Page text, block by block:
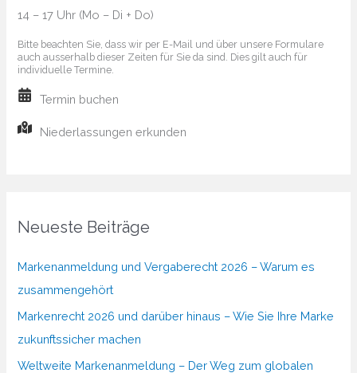
14 – 17 Uhr (Mo – Di + Do)
Bitte beachten Sie, dass wir per E-Mail und über unsere Formulare
auch ausserhalb dieser Zeiten für Sie da sind. Dies gilt auch für
individuelle Termine.
Termin buchen
Niederlassungen erkunden
Neueste Beiträge
Markenanmeldung und Vergaberecht 2026 – Warum es
zusammengehört
Markenrecht 2026 und darüber hinaus – Wie Sie Ihre Marke
zukunftssicher machen
Weltweite Markenanmeldung – Der Weg zum globalen